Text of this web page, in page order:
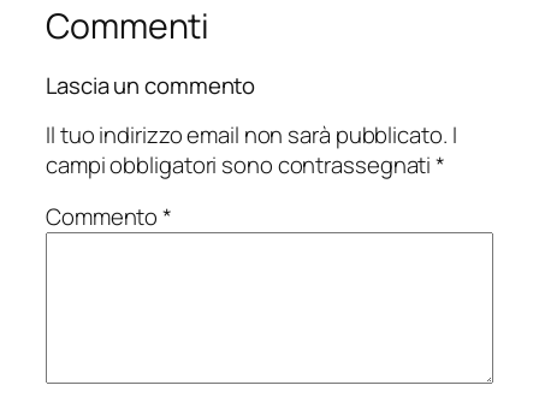
Commenti
Lascia un commento
Il tuo indirizzo email non sarà pubblicato. I
campi obbligatori sono contrassegnati*
Commento*